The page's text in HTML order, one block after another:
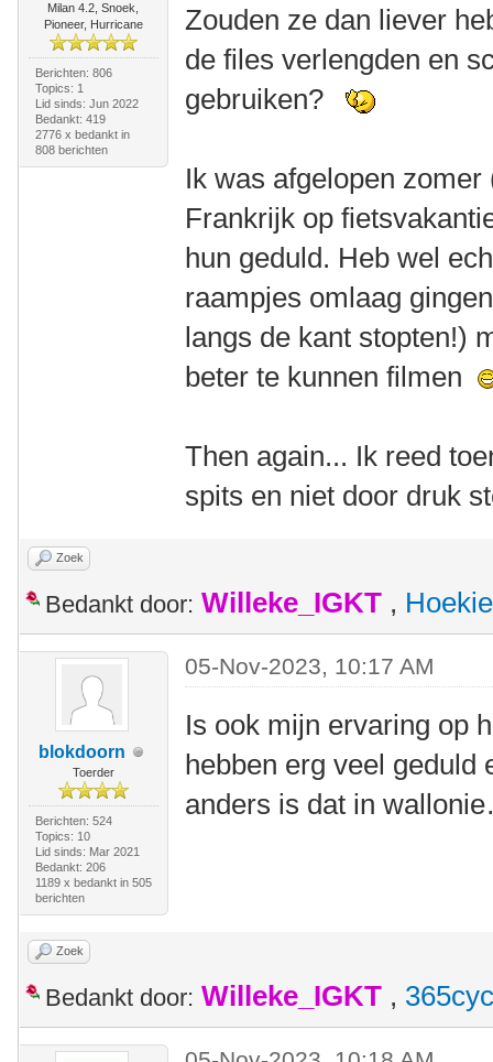
Milan 4.2, Snoek,
Pioneer, Hurricane
Berichten: 806
Topics: 1
Lid sinds: Jun 2022
Bedankt: 419
2776 x bedankt in
808 berichten
Zouden ze dan liever
de files verlengden en
gebruiken?
Ik was afgelopen
Frankrijk op
hun geduld. Heb wel
raampjes omlaag
langs de kant stopten!)
beter te kunnen filmen
Then again... Ik reed
spits en niet door druk
Zoek
Bedankt door: Willeke_IGKT , Hoekie
blokdoorn
Toerder
Berichten: 524
Topics: 10
Lid sinds: Mar 2021
Bedankt: 206
1189 x bedankt in 505
berichten
05-Nov-2023, 10:17 AM
Is ook mijn ervaring op
hebben erg veel geduld
anders is dat in
Zoek
Bedankt door: Willeke_IGKT ,